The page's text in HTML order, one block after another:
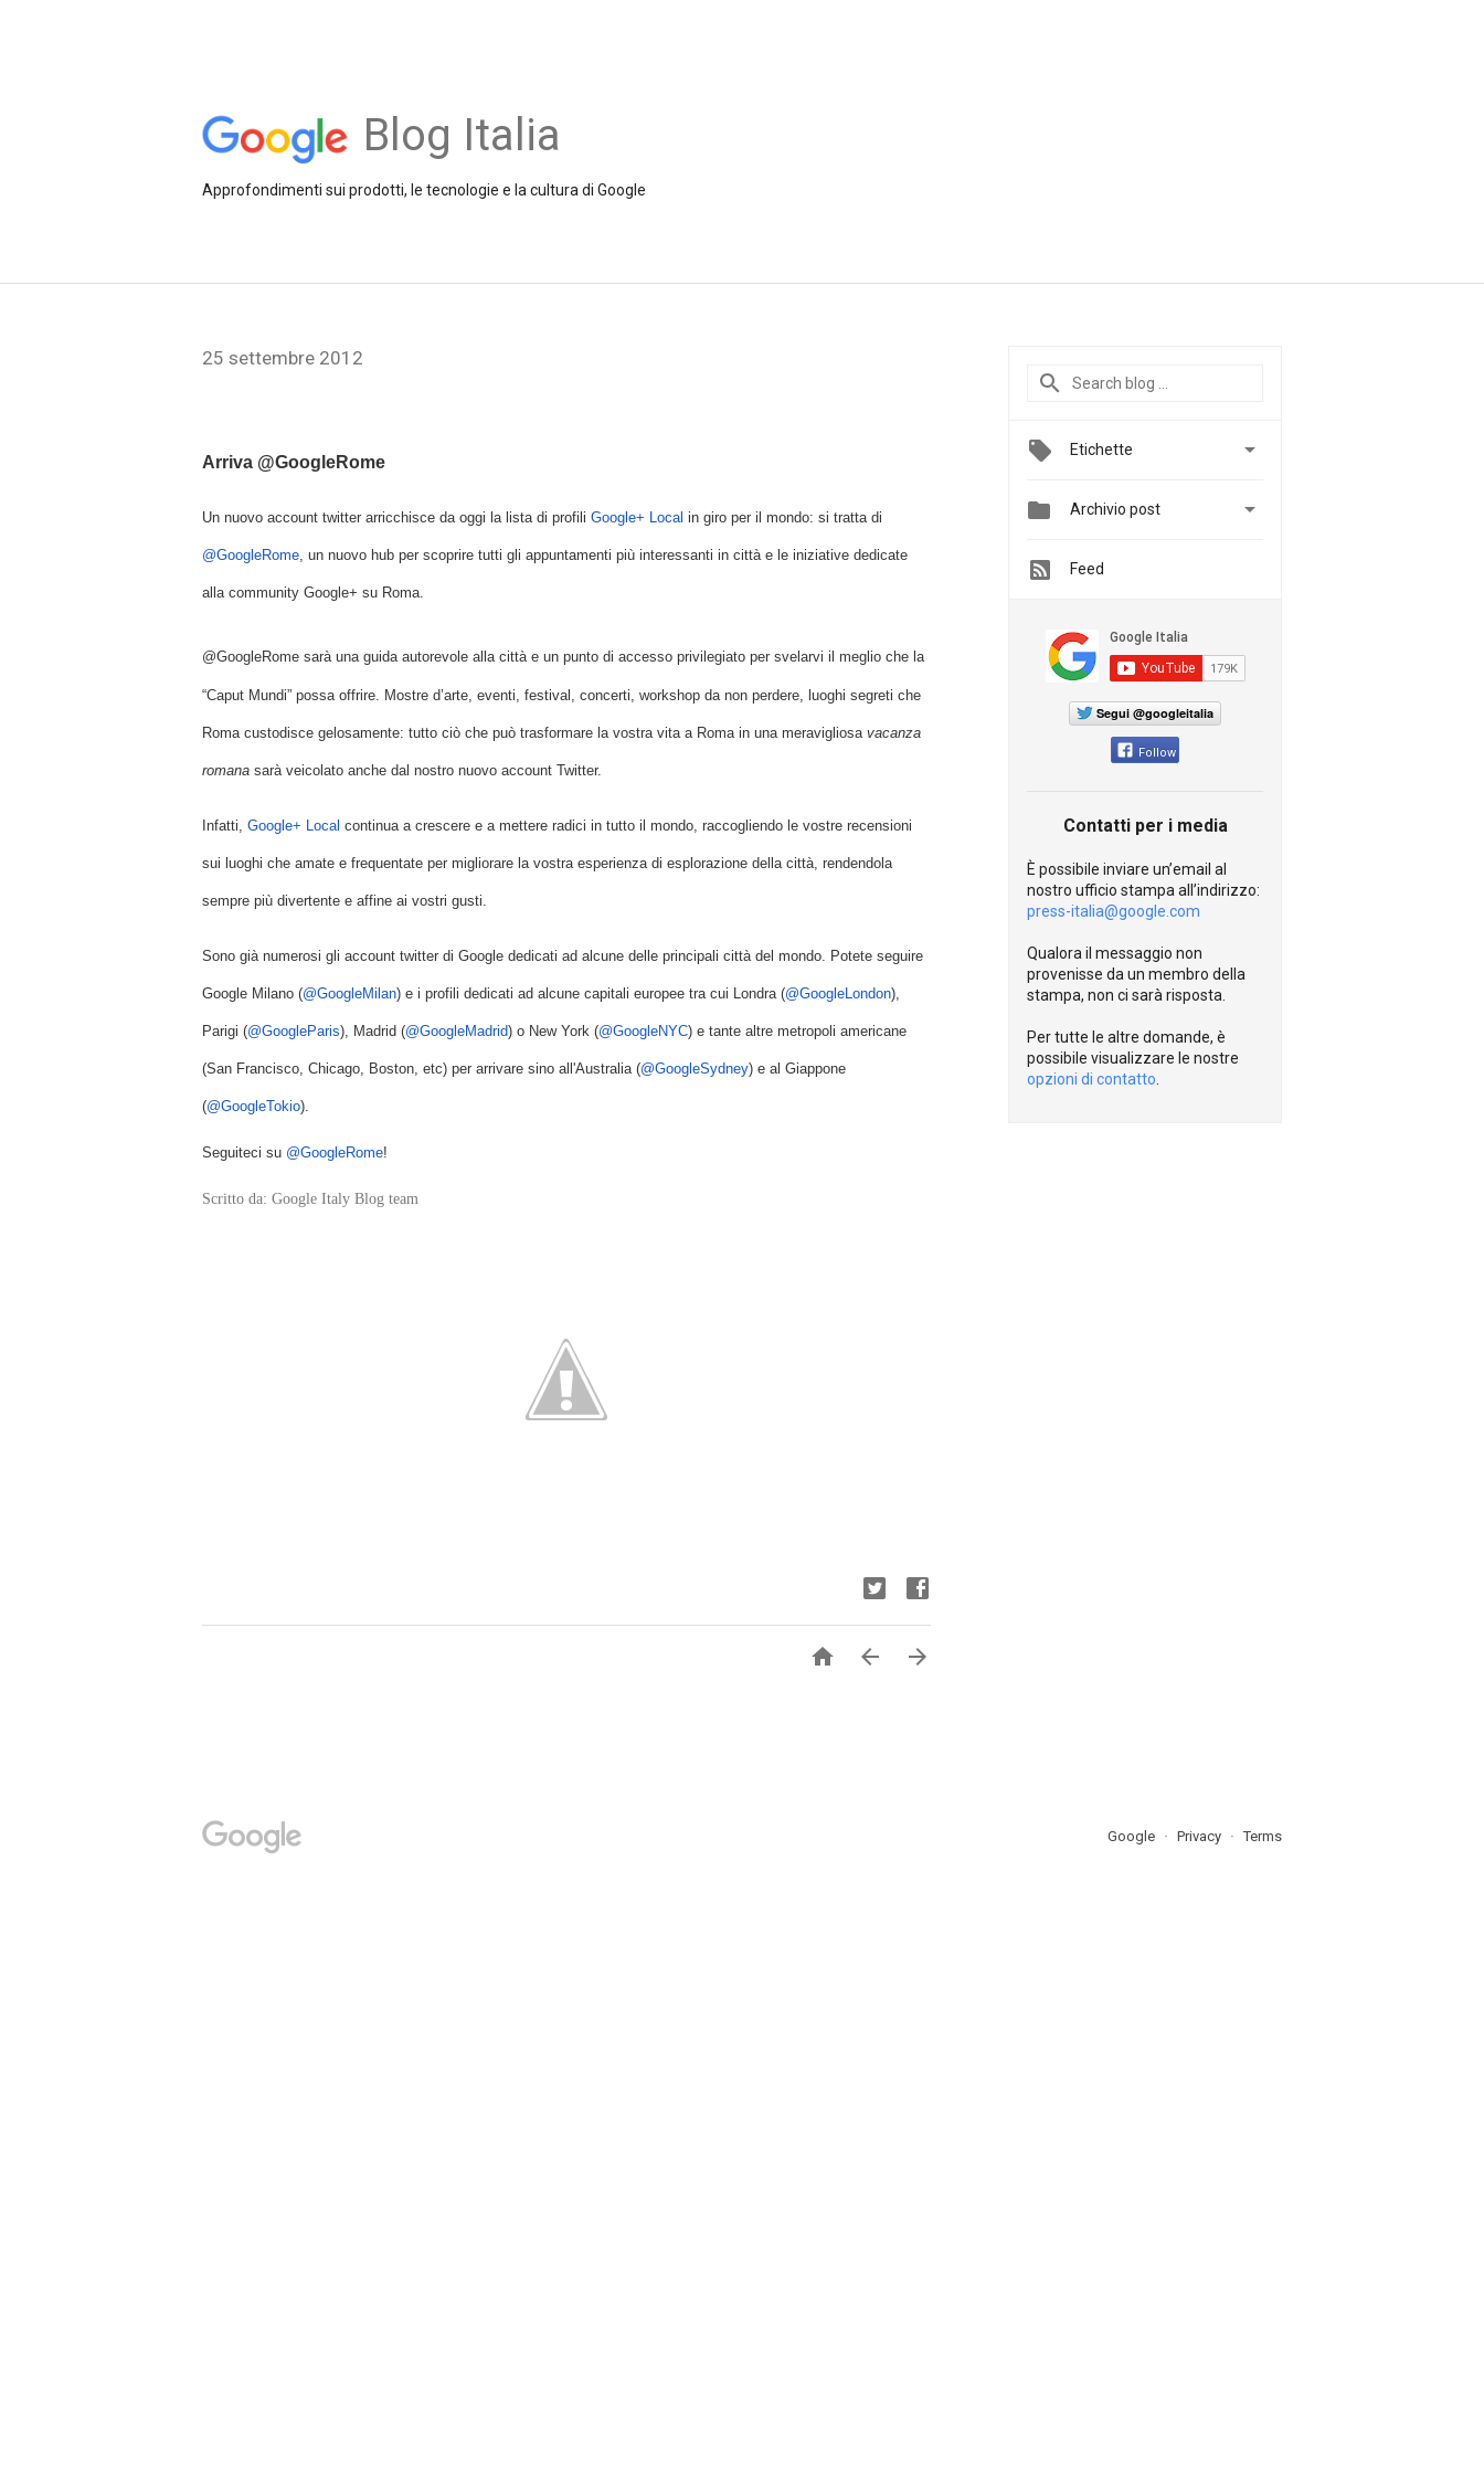
Blog Italia
Approfondimenti sui prodotti, le tecnologie e la cultura di Google
25 settembre 2012
Arriva @GoogleRome
Un nuovo account twitter arricchisce da oggi la lista di profili Google+ Local
@GoogleRome, un nuovo hub per scoprire tutti gli appuntamenti più interessanti in città e le iniziative dedicate
alla community Google+ su Roma.
@GoogleRome sarà una guida autorevole alla città e un punto di accesso privilegiato per svelarvi il meglio che la
“Caput Mundi” possa offrire. Mostre d’arte, eventi, festival, concerti, workshop da non perdere, luoghi segreti che
Roma custodisce gelosamente: tutto ciò che può trasformare la vostra vita a Roma in una meravigliosa vacanza
romana sarà veicolato anche dal nostro nuovo account Twitter.
Infatti, Google+ Local continua a crescere e a mettere radici in tutto il mondo, raccogliendo le vostre recensioni
sui luoghi che amate e frequentate per migliorare la vostra esperienza di esplorazione della città, rendendola
sempre più divertente e affine ai vostri gusti.
Sono già numerosi gli account twitter di Google dedicati ad alcune delle principali città del mondo. Potete seguire
Google Milano (@GoogleMilan) e i profili dedicati ad alcune capitali europee tra cui Londra (@GoogleLondon),
Parigi (@GoogleParis), Madrid (@GoogleMadrid) o New York (@GoogleNYC) e tante altre metropoli americane
(San Francisco, Chicago, Boston, etc) per arrivare sino all'Australia (@GoogleSydney) e al Giappone
(@GoogleTokio).
Seguiteci su @GoogleRome!
Scritto da: Google Italy Blog team
  
Etichette 
 Archivio post 
Feed
Segui @googleitalia
Follow
Contatti per i media
È possibile inviare un’email al
nostro ufficio stampa all’indirizzo:
press-italia@google.com
Qualora il messaggio non
provenisse da un membro della
stampa, non ci sarà risposta.
Per tutte le altre domande, è
possibile visualizzare le nostre
opzioni di contatto
Google Privacy Terms